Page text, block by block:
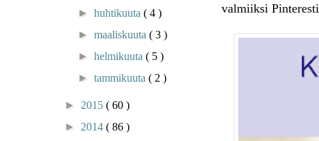
valmiiksi
►huhtikuuta( 4 )
►maaliskuuta( 3 )
►helmikuuta( 5 )
►tammikuuta( 2 )
► 2015 ( 60 )
► 2014 ( 86 )